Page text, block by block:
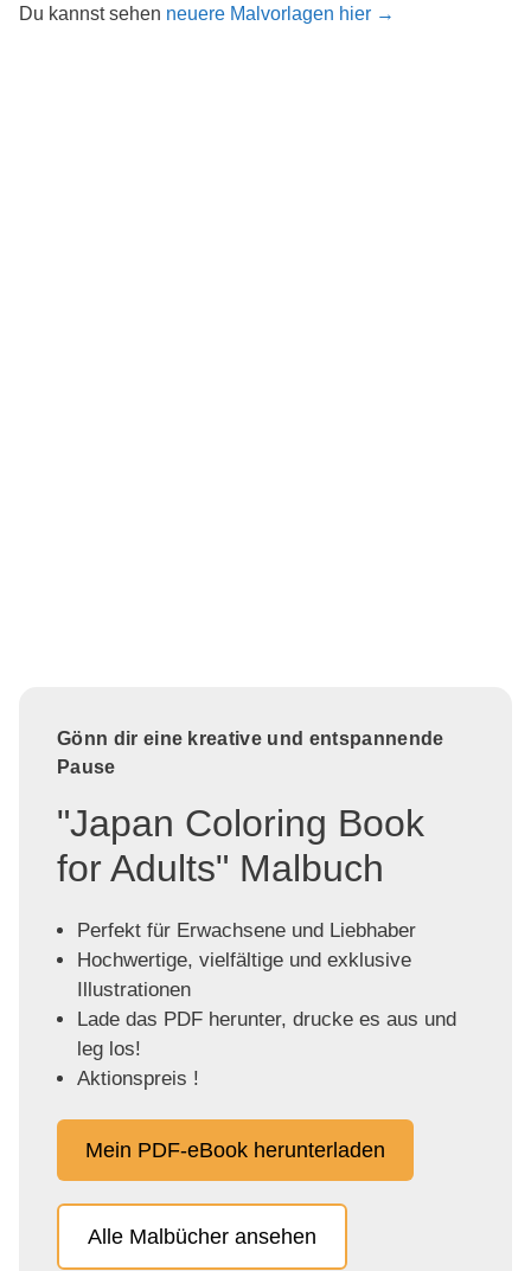
Du kannst sehen neuere Malvorlagen hier →
Gönn dir eine kreative und entspannende
Pause
"Japan Coloring Book
for Adults" Malbuch
Perfekt für Erwachsene und Liebhaber
Hochwertige, vielfältige und exklusive
Illustrationen
Lade das PDF herunter, drucke es aus und
leg los!
Aktionspreis !
Mein PDF-eBook herunterladen
Alle Malbücher ansehen